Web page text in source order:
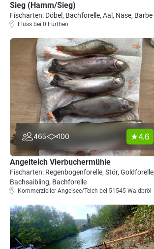
Sieg (Hamm/Sieg)
Fischarten: Döbel, Bachforelle, Aal, Nase, Barbe
Fluss bei 0 Fürthen
465 100 4.6
Angelteich Vierbuchermühle
Fischarten: Regenbogenforelle, Stör, Goldforelle,
Bachsaibling, Bachforelle
Kommerzieller Angelsee/Teich bei 51545 Waldbröl